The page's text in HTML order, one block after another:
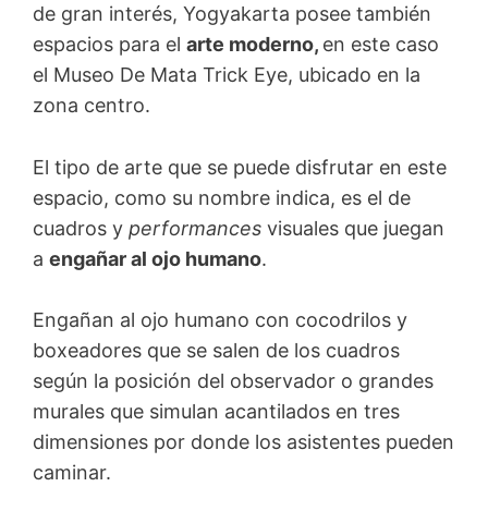
de gran interés, Yogyakarta posee también
espacios para el arte moderno, en este caso
el Museo De Mata Trick Eye, ubicado en la
zona centro.
El tipo de arte que se puede disfrutar en este
espacio, como su nombre indica, es el de
cuadros y performances visuales que juegan
a engañar al ojo humano.
Engañan al ojo humano con cocodrilos y
boxeadores que se salen de los cuadros
según la posición del observador o grandes
murales que simulan acantilados en tres
dimensiones por donde los asistentes pueden
caminar.